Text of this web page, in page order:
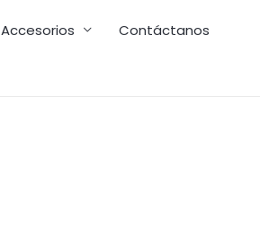
Accesorios
Contáctanos